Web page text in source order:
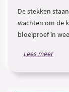
De stekken
wachten om de
bloeiproef in
Lees meer